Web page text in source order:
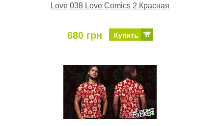
Love 038 Love Comics 2 Красная
680 грн Купить